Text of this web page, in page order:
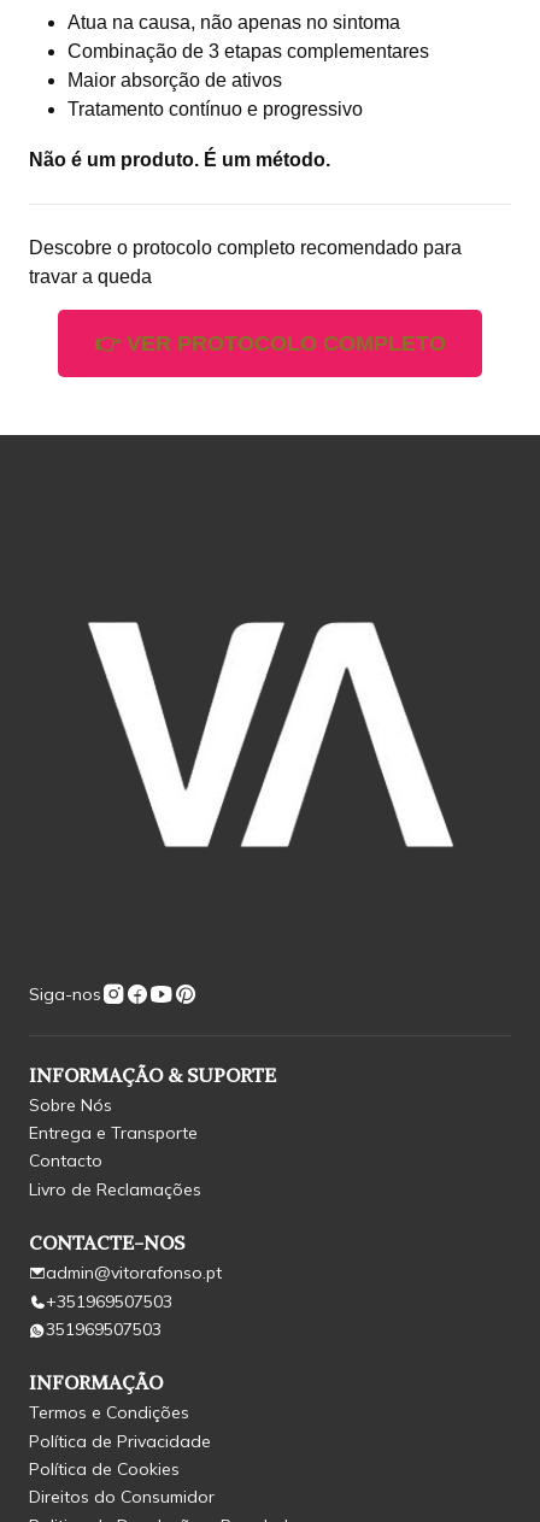
Atua na causa, não apenas no sintoma
Combinação de 3 etapas complementares
Maior absorção de ativos
Tratamento contínuo e progressivo
Não é um produto. É um método.
Descobre o protocolo completo recomendado para
travar a queda
👉 VER PROTOCOLO COMPLETO
Siga-nos
INFORMAÇÃO & SUPORTE
Sobre Nós
Entrega e Transporte
Contacto
Livro de Reclamações
CONTACTE-NOS
admin@vitorafonso.pt
+351969507503
351969507503
INFORMAÇÃO
Termos e Condições
Política de Privacidade
Política de Cookies
Direitos do Consumidor